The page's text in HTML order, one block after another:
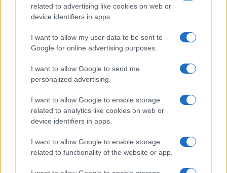
related to advertising like cookies on web or
device identifiers in apps.
I want to allow my user data to be sent to
Google for online advertising purposes.
I want to allow Google to send me
personalized advertising.
I want to allow Google to enable storage
related to analytics like cookies on web or
device identifiers in apps.
I want to allow Google to enable storage
related to functionality of the website or app.
Chi firma non deve avere paura, chi paga le tasse
nemmeno. La magistratura contabile non deve
solo punire, ma aiutare la buona
amministrazione
8 Agosto 2026, 19:00
1.4k